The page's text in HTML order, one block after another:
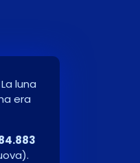
luna
era
).